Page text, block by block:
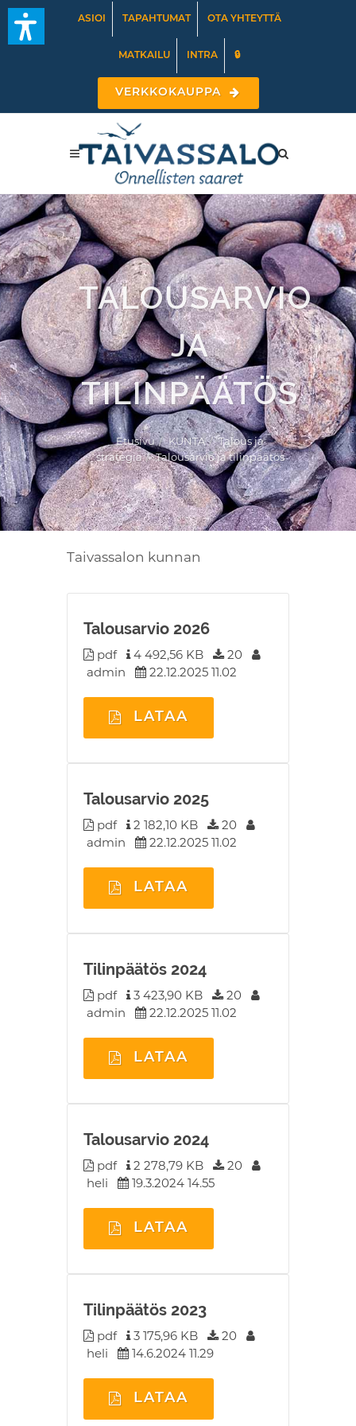
ASIOI TAPAHTUMAT OTA YHTEYTTÄ
MATKAILU INTRA 🔒
VERKKOKAUPPA
TALOUSARVIO
JA
TILINPÄÄTÖS
Etusivu KUNTA
Talous ja
strategia
Talousarvio ja tilinpäätös
Taivassalon kunnan
Talousarvio 2026
pdf 4 492,56 KB
20
admin
22.12.2025 11.02
LATAA
Talousarvio 2025
pdf 2 182,10 KB
20
admin
22.12.2025 11.02
LATAA
Tilinpäätös 2024
pdf 3 423,90 KB
20
admin
22.12.2025 11.02
LATAA
Talousarvio 2024
pdf 2 278,79 KB
20
heli
19.3.2024 14.55
LATAA
Tilinpäätös 2023
pdf 3 175,96 KB
20
heli
14.6.2024 11.29
LATAA